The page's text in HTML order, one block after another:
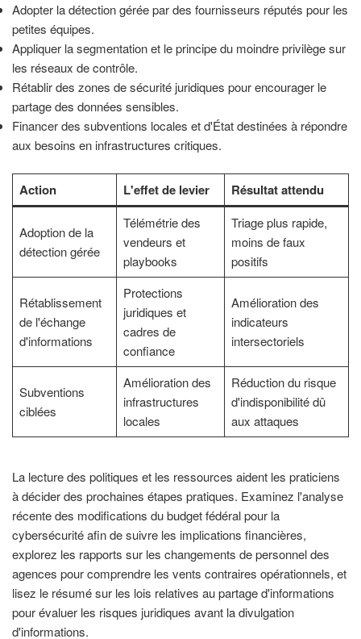
Adopter la détection gérée par des fournisseurs réputés pour les
petites équipes.
Appliquer la segmentation et le principe du moindre privilège sur
les réseaux de contrôle.
Rétablir des zones de sécurité juridiques pour encourager le
partage des données sensibles.
Financer des subventions locales et d'État destinées à répondre
aux besoins en infrastructures critiques.
Action L'effet de levier Résultat attendu
Adoption de la
détection gérée
Télémétrie des
vendeurs et
playbooks
Triage plus rapide,
moins de faux
positifs
Rétablissement
de l'échange
d'informations
Protections
juridiques et
cadres de
confiance
Amélioration des
indicateurs
intersectoriels
Subventions
ciblées
Amélioration des
infrastructures
locales
Réduction du risque
d'indisponibilité dû
aux attaques
La lecture des politiques et les ressources aident les praticiens
à décider des prochaines étapes pratiques. Examinez l'analyse
récente des modifications du budget fédéral pour la
cybersécurité afin de suivre les implications financières,
explorez les rapports sur les changements de personnel des
agences pour comprendre les vents contraires opérationnels, et
lisez le résumé sur les lois relatives au partage d'informations
pour évaluer les risques juridiques avant la divulgation
d'informations.